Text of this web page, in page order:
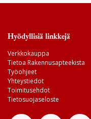
Hyödyllisiä linkkejä
Verkkokauppa
Tietoa Rakennusapteekista
Työohjeet
Yhteystiedot
Toimitusehdot
Tietosuojaseloste